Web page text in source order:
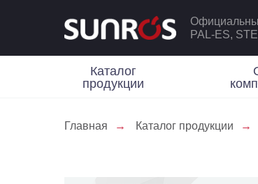
PAL-ES,
Каталог
продукции
Главная → Каталог продукции →